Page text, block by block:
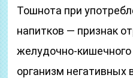
Тошнота при
напитков — признак
желудочно-
организм негативных